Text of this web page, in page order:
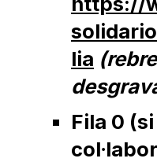
solidari
lia
Fila 0